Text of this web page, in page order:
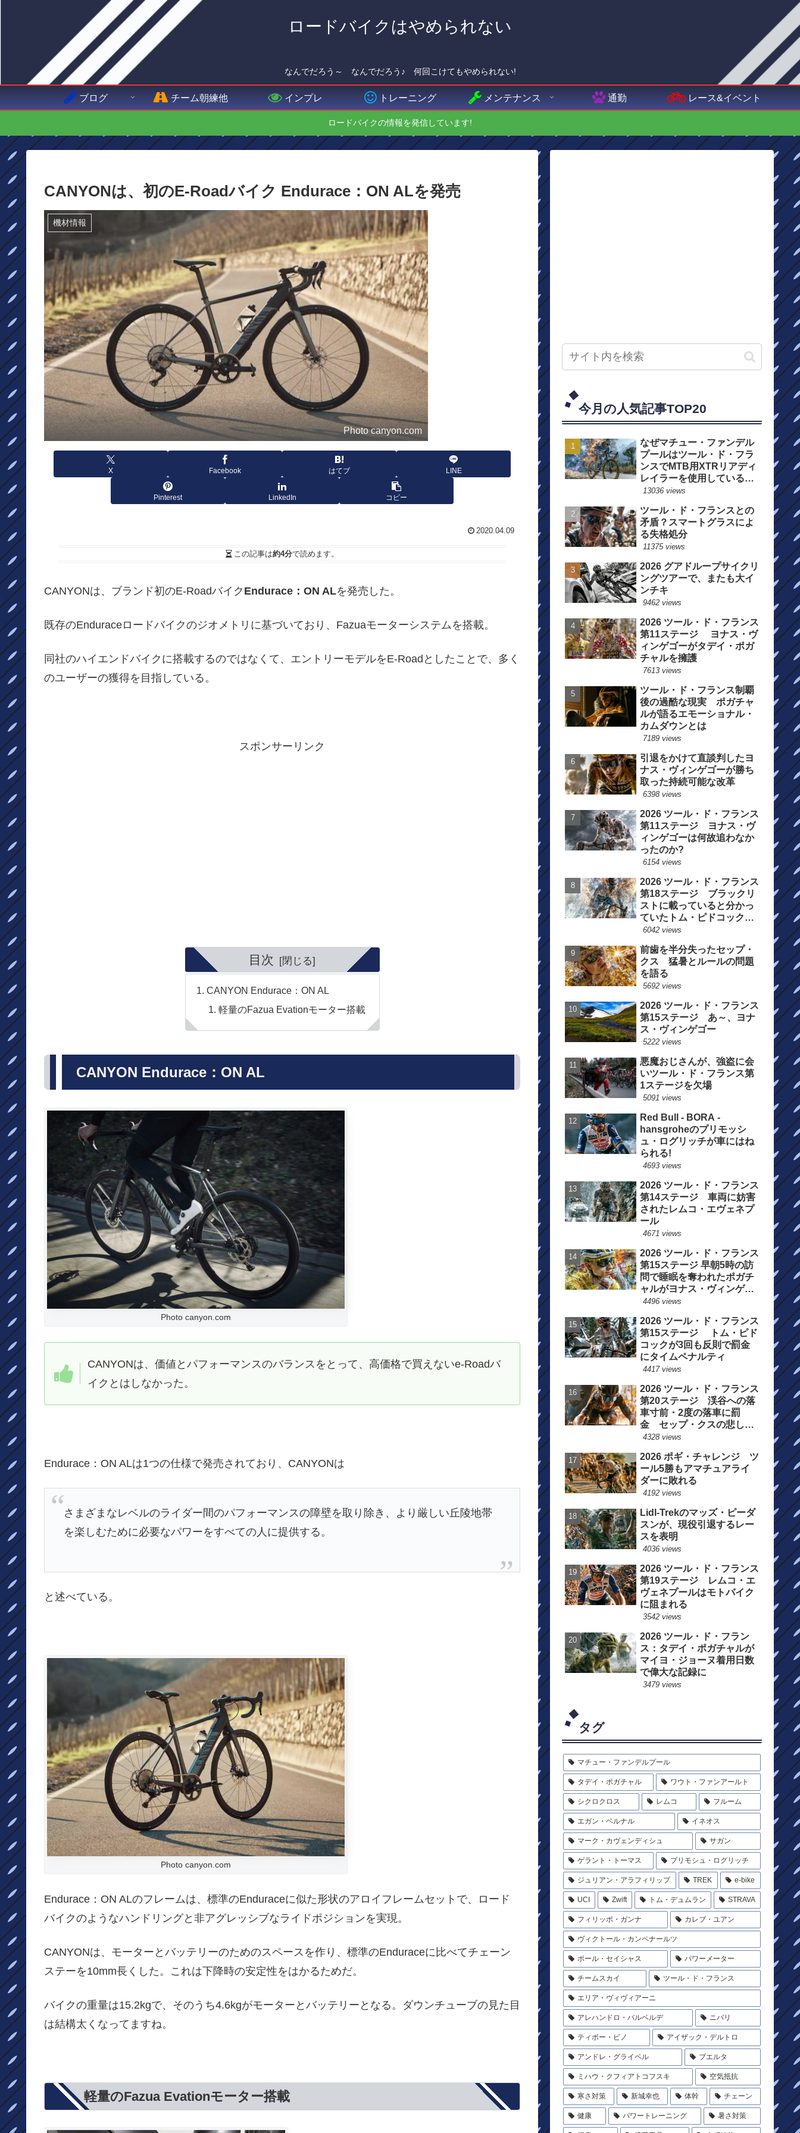
ロードバイクはやめられない
なんでだろう～ なんでだろう♪ 何回こけてもやめられない!
ブログ チーム朝練他 インプレ トレーニング メンテナンス 通勤 レース&イベント
ロードバイクの情報を発信しています!
CANYONは、初のE-Roadバイク Endurace：ON ALを発売
機材情報
Photo canyon.com
X Facebook はてブ LINE
Pinterest LinkedIn コピー
2020.04.09
この記事は約4分で読めます。
CANYONは、ブランド初のE-Roadバイク Endurace：ON ALを発売した。
既存のEnduraceロードバイクのジオメトリに基づいており、Fazuaモーターシステムを搭載。
同社のハイエンドバイクに搭載するのではなくて、エントリーモデルをE-Roadとしたことで、多く
のユーザーの獲得を目指している。
スポンサーリンク
目次
CANYON Endurace：ON AL
軽量のFazua Evationモーター搭載
CANYON Endurace：ON AL
Photo canyon.com
CANYONは、価値とパフォーマンスのバランスをとって、高価格で買えないe-Roadバ
イクとはしなかった。
Endurace：ON ALは1つの仕様で発売されており、CANYONは
さまざまなレベルのライダー間のパフォーマンスの障壁を取り除き、より厳しい丘陵地帯
を楽しむために必要なパワーをすべての人に提供する。
と述べている。
Photo canyon.com
Endurace：ON ALのフレームは、標準のEnduraceに似た形状のアロイフレームセットで、ロード
バイクのようなハンドリングと非アグレッシブなライドポジションを実現。
CANYONは、モーターとバッテリーのためのスペースを作り、標準のEnduraceに比べてチェーン
ステーを10mm長くした。これは下降時の安定性をはかるためだ。
バイクの重量は15.2kgで、そのうち4.6kgがモーターとバッテリーとなる。ダウンチューブの見た目
は結構太くなってますね。
軽量のFazua Evationモーター搭載
今月の人気記事TOP20
なぜマチュー・ファンデル
プールはツール・ド・フラ
ンスでMTB用XTRリアディ
レイラーを使用しているの
か？
13036 views
ツール・ド・フランスとの
矛盾？スマートグラスによ
る失格処分
11375 views
2026 グアドループサイクリ
ングツアーで、またも大イ
ンチキ
9462 views
2026 ツール・ド・フランス
第11ステージ ヨナス・ヴ
ィンゲゴーがタデイ・ポガ
チャルを擁護
7613 views
ツール・ド・フランス制覇
後の過酷な現実 ポガチャ
ルが語るエモーショナル・
カムダウンとは
7189 views
引退をかけて直談判したヨ
ナス・ヴィンゲゴーが勝ち
取った持続可能な改革
6398 views
2026 ツール・ド・フランス
第11ステージ ヨナス・ヴ
ィンゲゴーは何故追わなか
ったのか?
6154 views
2026 ツール・ド・フランス
第18ステージ ブラックリ
ストに載っていると分かっ
ていたトム・ピドコックは
総合順位死守に
6042 views
前歯を半分失ったセップ・
クス 猛暑とルールの問題
を語る
5692 views
2026 ツール・ド・フランス
第15ステージ あ～、ヨナ
ス・ヴィンゲゴー
5222 views
悪魔おじさんが、強盗に会
いツール・ド・フランス第
1ステージを欠場
5091 views
Red Bull - BORA -
hansgroheのプリモッシ
ュ・ログリッチが車にはね
られる!
4693 views
2026 ツール・ド・フランス
第14ステージ 車両に妨害
されたレムコ・エヴェネプ
ール
4671 views
2026 ツール・ド・フランス
第15ステージ 早朝5時の訪
問で睡眠を奪われたポガチ
ャルがヨナス・ヴィンゲゴ
ーの離脱を惜しむ
4496 views
2026 ツール・ド・フランス
第15ステージ トム・ピド
コックが3回も反則で罰金
にタイムペナルティ
4417 views
2026 ツール・ド・フランス
第20ステージ 渓谷への落
車寸前・2度の落車に罰
金 セップ・クスの悲しい
一日
4328 views
2026 ポギ・チャレンジ ツ
ール5勝もアマチュアライ
ダーに敗れる
4192 views
Lidl-Trekのマッズ・ピーダ
スンが、現役引退するレー
スを表明
4036 views
2026 ツール・ド・フランス
第19ステージ レムコ・エ
ヴェネプールはモトバイク
に阻まれる
3542 views
2026 ツール・ド・フラン
ス：タデイ・ポガチャルが
マイヨ・ジョーヌ着用日数
で偉大な記録に
3479 views
タグ
マチュー・ファンデルプール
タデイ・ポガチャル ワウト・ファンアールト
シクロクロス レムコ フルーム
エガン・ベルナル イネオス
マーク・カヴェンディシュ サガン
ゲラント・トーマス プリモシュ・ログリッチ
ジュリアン・アラフィリップ TREK e-bike
UCI Zwift トム・デュムラン STRAVA
フィリッポ・ガンナ カレブ・ユアン
ヴィクトール・カンペナールツ
ポール・セイシャス パワーメーター
チームスカイ ツール・ド・フランス
エリア・ヴィヴィアーニ
アレハンドロ・バルベルデ ニバリ
ティボー・ピノ アイザック・デルトロ
アンドレ・グライペル ブエルタ
ミハウ・クフィアトコフスキ 空気抵抗
寒さ対策 新城幸也 体幹 チェーン
健康 パワートレーニング 暑さ対策